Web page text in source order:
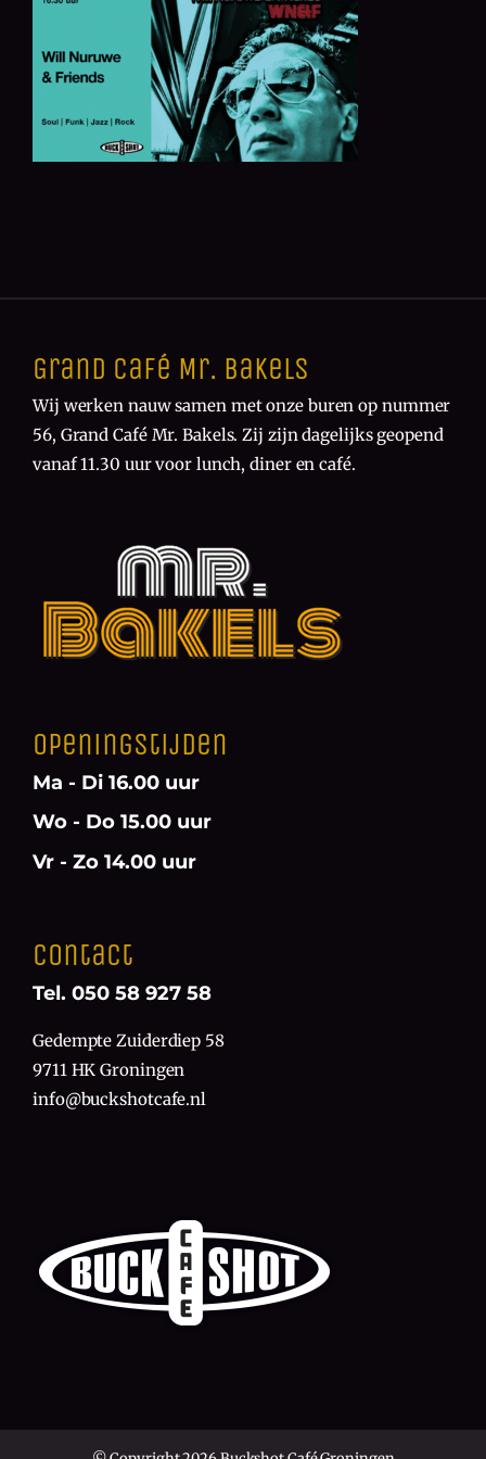
Grand Café Mr. Bakels
Wij werken nauw samen met onze buren op nummer
56, Grand Café Mr. Bakels. Zij zijn dagelijks geopend
vanaf 11.30 uur voor lunch, diner en café.
Openingstijden
Ma - Di 16.00 uur
Wo - Do 15.00 uur
Vr - Zo 14.00 uur
Contact
Tel. 050 58 927 58
Gedempte Zuiderdiep 58
9711 HK Groningen
info@buckshotcafe.nl